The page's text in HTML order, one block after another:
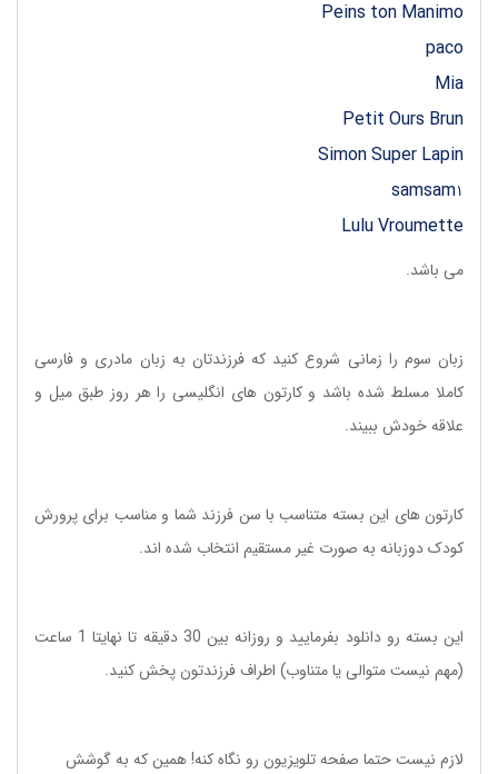
Peins ton Manimo
paco
Mia
Petit Ours Brun
Simon Super Lapin
samsam1
Lulu Vroumette
می باشد.
زبان سوم را زمانی شروع کنید که فرزندتان به زبان مادری و فارسی
کاملا مسلط شده باشد و کارتون های انگلیسی را هر روز طبق میل و
علاقه خودش ببیند.
کارتون های این بسته متناسب با سن فرزند شما و مناسب برای پرورش
کودک دوزبانه به صورت غیر مستقیم انتخاب شده اند.
این بسته رو دانلود بفرمایید و روزانه بین 30 دقیقه تا نهایتا 1 ساعت
(مهم نیست متوالی یا متناوب) اطراف فرزندتون پخش کنید.
لازم نیست حتما صفحه تلویزیون رو نگاه کنه! همین که به گوشش